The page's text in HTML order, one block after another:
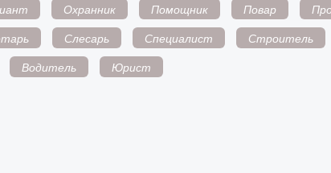
Охранник Помощник Повар
Слесарь Специалист Строитель
Водитель Юрист